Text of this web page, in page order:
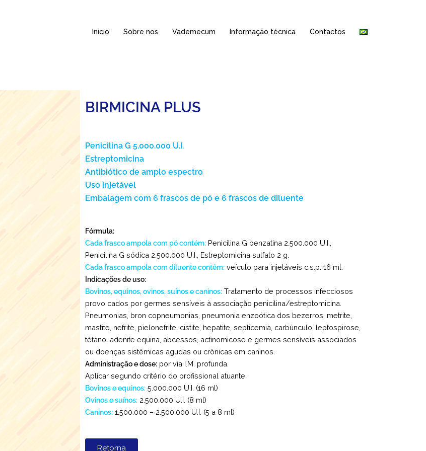
Inicio Sobre nos Vademecum Informação técnica Contactos
BIRMICINA PLUS
Penicilina G 5.000.000 U.I.
Estreptomicina
Antibiótico de amplo espectro
Uso injetável
Embalagem com 6 frascos de pó e 6 frascos de diluente
Fórmula:
Cada frasco ampola com pó contém: Penicilina G benzatina 2.500.000 U.I.,
Penicilina G sódica 2.500.000 U.I., Estreptomicina sulfato 2 g.
Cada frasco ampola com diluente contém: veículo para injetáveis c.s.p. 16 ml.
Indicações de uso:
Bovinos, equinos, ovinos, suínos e caninos: Tratamento de processos infecciosos
provo cados por germes sensíveis à associação penicilina/estreptomicina.
Pneumonias, bron copneumonias, pneumonia enzoótica dos bezerros, metrite,
mastite, nefrite, pielonefrite, cistite, hepatite, septicemia, carbúnculo, leptospirose,
tétano, adenite equina, abcessos, actinomicose e germes sensíveis associados
ou doenças sistêmicas agudas ou crônicas em caninos.
Administração e dose: por via I.M. profunda.
Aplicar segundo critério do profissional atuante.
Bovinos e equinos: 5.000.000 U.I. (16 ml)
Ovinos e suínos: 2.500.000 U.I. (8 ml)
Caninos: 1.500.000 – 2.500.000 U.I. (5 a 8 ml)
Retorna